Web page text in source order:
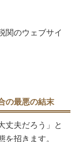
関のウェブサイ
の最悪の結末
丈夫だろう」と
招きます。